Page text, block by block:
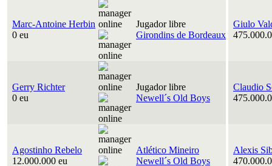
Marc-Antoine Herbin
0 eu
Jugador libre
Girondins de Bordeaux
Giulo
Gerry Richter
0 eu
Jugador libre
Newell´s Old Boys
Claudio
Agostinho Rebelo
12.000.000 eu
Atlético Mineiro
Newell´s Old Boys
Alexis